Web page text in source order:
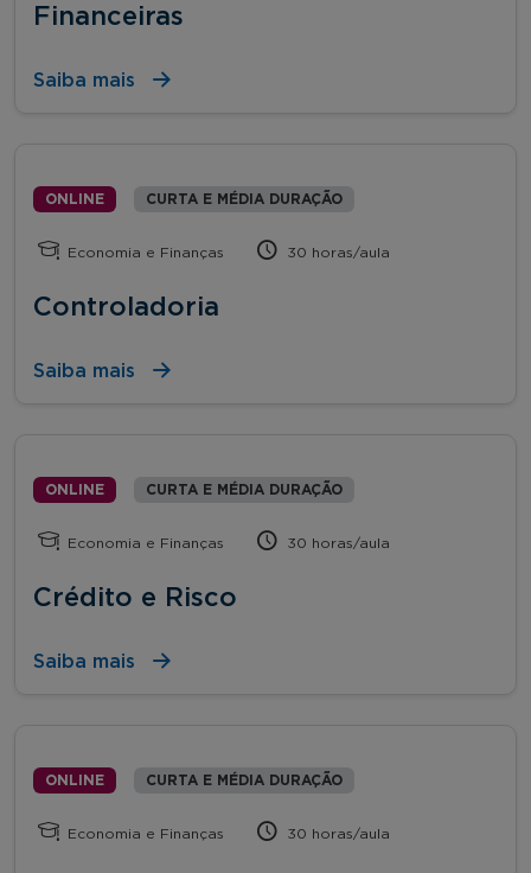
Financeiras
Saiba mais
ONLINE CURTA E MÉDIA DURAÇÃO
Economia e Finanças 30 horas/aula
Controladoria
Saiba mais
ONLINE CURTA E MÉDIA DURAÇÃO
Economia e Finanças 30 horas/aula
Crédito e Risco
Saiba mais
ONLINE CURTA E MÉDIA DURAÇÃO
Economia e Finanças 30 horas/aula